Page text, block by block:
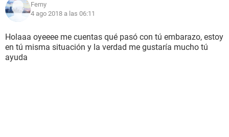
Ferny
4 ago 2018 a las 06:11
Holaaa oyeeee me cuentas qué pasó con tú embarazo, estoy
en tú misma situación y la verdad me gustaría mucho tú
ayuda